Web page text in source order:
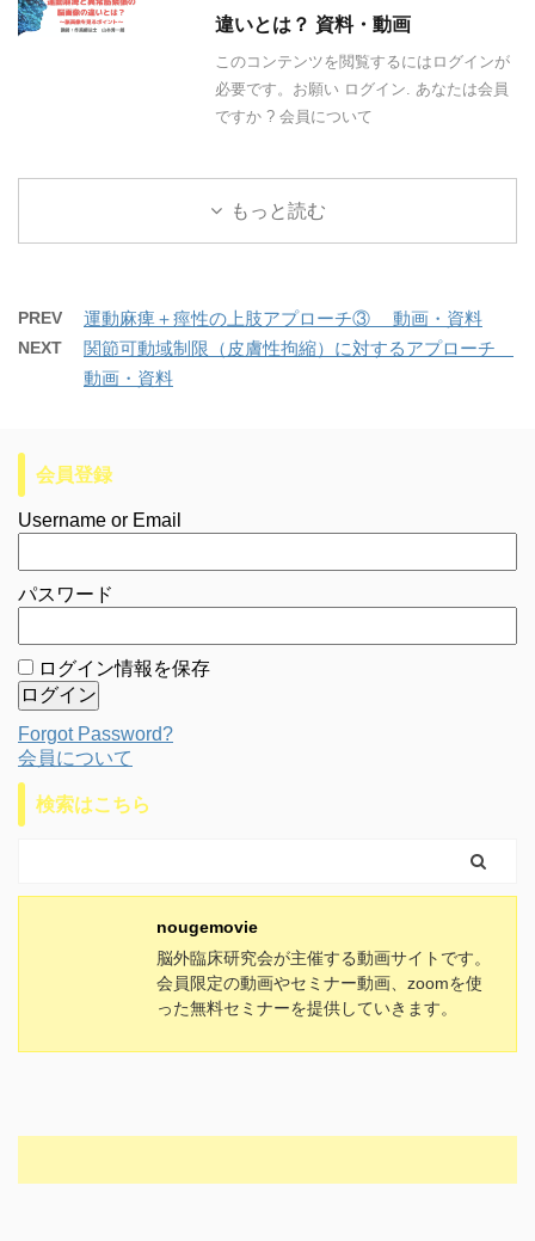
違いとは？ 資料・動画
このコンテンツを閲覧するにはログインが
必要です。お願い ログイン. あなたは会員
ですか ? 会員について
もっと読む
PREV 運動麻痺＋痙性の上肢アプローチ③ 動画・資料
NEXT
関節可動域制限（皮膚性拘縮）に対するアプローチ
動画・資料
会員登録
Username or Email
パスワード
ログイン情報を保存
Forgot Password?
会員について
検索はこちら
nougemovie
脳外臨床研究会が主催する動画サイトです。
会員限定の動画やセミナー動画、zoomを使
った無料セミナーを提供していきます。